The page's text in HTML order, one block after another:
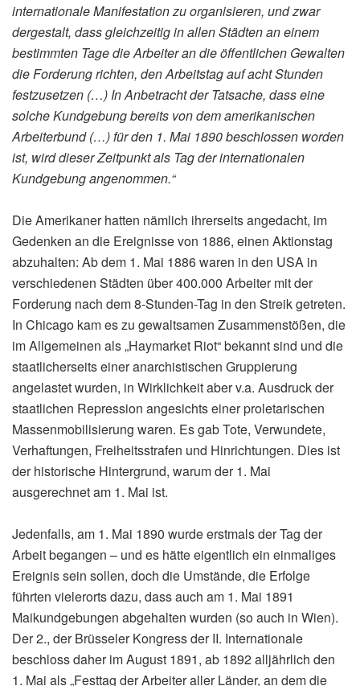
internationale Manifestation zu organisieren, und zwar
dergestalt, dass gleichzeitig in allen Städten an einem
bestimmten Tage die Arbeiter an die öffentlichen Gewalten
die Forderung richten, den Arbeitstag auf acht Stunden
festzusetzen (…) In Anbetracht der Tatsache, dass eine
solche Kundgebung bereits von dem amerikanischen
Arbeiterbund (…) für den 1. Mai 1890 beschlossen worden
ist, wird dieser Zeitpunkt als Tag der internationalen
Kundgebung angenommen.“
Die Amerikaner hatten nämlich ihrerseits angedacht, im
Gedenken an die Ereignisse von 1886, einen Aktionstag
abzuhalten: Ab dem 1. Mai 1886 waren in den USA in
verschiedenen Städten über 400.000 Arbeiter mit der
Forderung nach dem 8‑Stunden-Tag in den Streik getreten.
In Chicago kam es zu gewaltsamen Zusammenstößen, die
im Allgemeinen als „Haymarket Riot“ bekannt sind und die
staatlicherseits einer anarchistischen Gruppierung
angelastet wurden, in Wirklichkeit aber v.a. Ausdruck der
staatlichen Repression angesichts einer proletarischen
Massenmobilisierung waren. Es gab Tote, Verwundete,
Verhaftungen, Freiheitsstrafen und Hinrichtungen. Dies ist
der historische Hintergrund, warum der 1. Mai
ausgerechnet am 1. Mai ist.
Jedenfalls, am 1. Mai 1890 wurde erstmals der Tag der
Arbeit begangen – und es hätte eigentlich ein einmaliges
Ereignis sein sollen, doch die Umstände, die Erfolge
führten vielerorts dazu, dass auch am 1. Mai 1891
Maikundgebungen abgehalten wurden (so auch in Wien).
Der 2., der Brüsseler Kongress der II. Internationale
beschloss daher im August 1891, ab 1892 alljährlich den
1. Mai als „Festtag der Arbeiter aller Länder, an dem die